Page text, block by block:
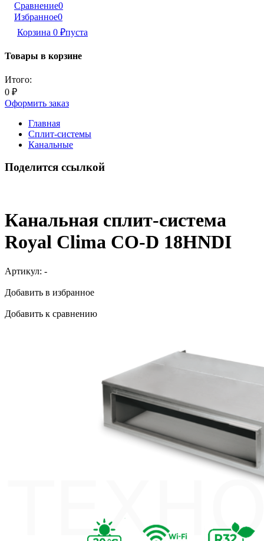
Сравнение0
Избранное0
Корзина 0 ₽пуста
Товары в корзине
Итого:
0 ₽
Оформить заказ
Главная
Сплит-системы
Канальные
Поделится ссылкой
Канальная сплит-система
Royal Clima CO-D 18HNDI
Артикул: -
Добавить в избранное
Добавить к сравнению